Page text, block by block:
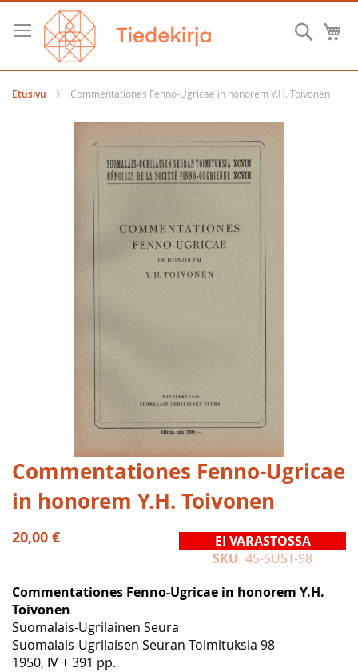
Skip
Content
Hae
Etusivu Commentationes Fenno-Ugricae in honorem Y.H. Toivonen
Skip
to
the
of
gallery
Commentationes Fenno-Ugricae
in honorem Y.H. Toivonen
20,00 €
EI VARASTOSSA
SKU 45-SUST-98
Commentationes Fenno-Ugricae in honorem Y.H.
Toivonen
Suomalais-Ugrilainen Seura
Suomalais-Ugrilaisen Seuran Toimituksia 98
1950, IV + 391 pp.